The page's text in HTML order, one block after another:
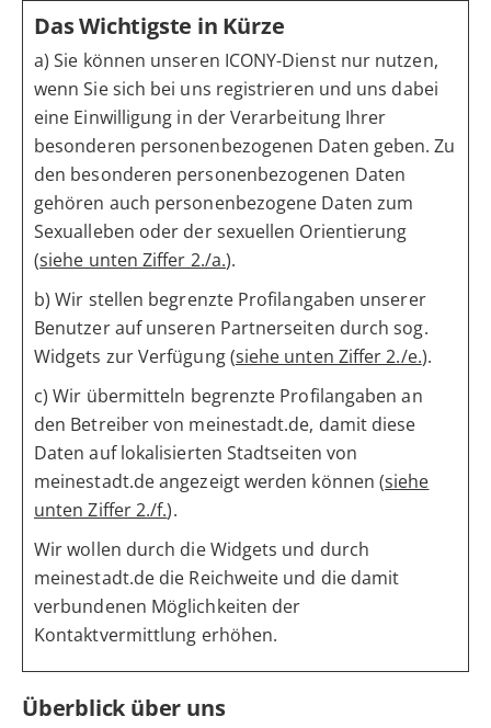
Das Wichtigste in Kürze
a) Sie können unseren ICONY-Dienst nur nutzen,
wenn Sie sich bei uns registrieren und uns dabei
eine Einwilligung in der Verarbeitung Ihrer
besonderen personenbezogenen Daten geben. Zu
den besonderen personenbezogenen Daten
gehören auch personenbezogene Daten zum
Sexualleben oder der sexuellen Orientierung
(siehe unten Ziffer 2./a.).
b) Wir stellen begrenzte Profilangaben unserer
Benutzer auf unseren Partnerseiten durch sog.
Widgets zur Verfügung (siehe unten Ziffer 2./e.).
c) Wir übermitteln begrenzte Profilangaben an
den Betreiber von meinestadt.de, damit diese
Daten auf lokalisierten Stadtseiten von
meinestadt.de angezeigt werden können (siehe
unten Ziffer 2./f.).
Wir wollen durch die Widgets und durch
meinestadt.de die Reichweite und die damit
verbundenen Möglichkeiten der
Kontaktvermittlung erhöhen.
Überblick über uns